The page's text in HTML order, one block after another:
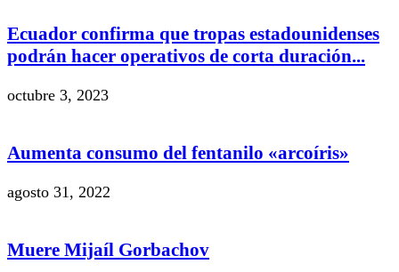
Ecuador confirma que tropas estadounidenses
podrán hacer operativos de corta duración...
octubre 3, 2023
Aumenta consumo del fentanilo «arcoíris»
agosto 31, 2022
Muere Mijaíl Gorbachov